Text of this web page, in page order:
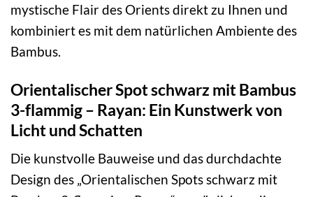
mystische Flair des Orients direkt zu Ihnen und
kombiniert es mit dem natürlichen Ambiente des
Bambus.
Orientalischer Spot schwarz mit Bambus
3-flammig – Rayan: Ein Kunstwerk von
Licht und Schatten
Die kunstvolle Bauweise und das durchdachte
Design des „Orientalischen Spots schwarz mit